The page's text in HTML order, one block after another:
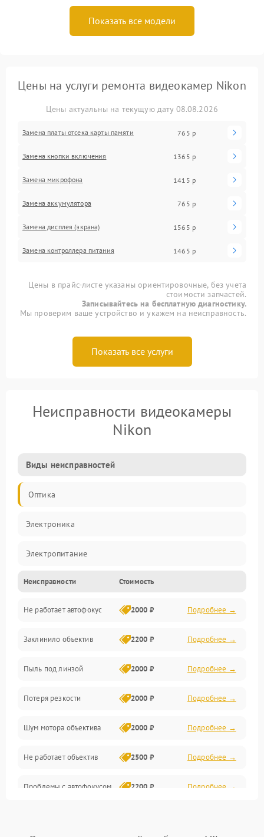
Показать все модели
Цены на услуги ремонта видеокамер Nikon
Цены актуальны на текущую дату 08.08.2026
Замена платы отсека карты памяти 765 р
Замена кнопки включения 1365 р
Замена микрофона 1415 р
Замена аккумулятора 765 р
Замена дисплея (экрана) 1565 р
Замена контроллера питания 1465 р
Цены в прайс-листе указаны ориентировочные, без учета
стоимости запчастей.
Записывайтесь на бесплатную диагностику.
Мы проверим ваше устройство и укажем на неисправность.
Показать все услуги
Неисправности видеокамеры
Nikon
Виды неисправностей
Оптика
Электроника
Электропитание
Видео
Хранение данных
Программное обеспечение
Механические повреждения
Аудио
Неисправности Стоимость
Не работает автофокус 2000 ₽ Подробнее →
Заклинило объектив 2200 ₽ Подробнее →
Пыль под линзой 2000 ₽ Подробнее →
Потеря резкости 2000 ₽ Подробнее →
Шум мотора объектива 2000 ₽ Подробнее →
Не работает объектив 2500 ₽ Подробнее →
Проблемы с автофокусом 2200 ₽ Подробнее →